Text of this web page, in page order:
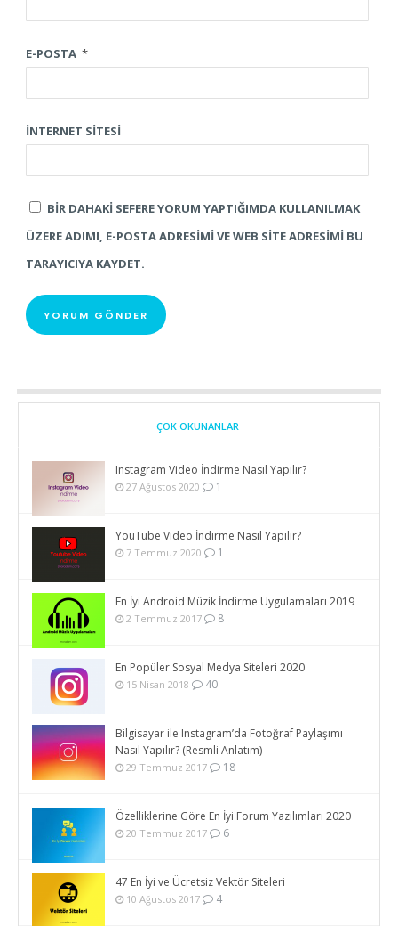
E-POSTA *
İNTERNET SITESI
BIR DAHAKI SEFERE YORUM YAPTIĞIMDA KULLANILMAK
ÜZERE ADIMI, E-POSTA ADRESIMI VE WEB SITE ADRESIMI BU
TARAYICIYA KAYDET.
ÇOK OKUNANLAR
Instagram Video İndirme Nasıl Yapılır?
27 Ağustos 2020 1
YouTube Video İndirme Nasıl Yapılır?
7 Temmuz 2020 1
En İyi Android Müzik İndirme Uygulamaları 2019
2 Temmuz 2017 8
En Popüler Sosyal Medya Siteleri 2020
15 Nisan 2018 40
Bilgisayar ile Instagram’da Fotoğraf Paylaşımı
Nasıl Yapılır? (Resmli Anlatım)
29 Temmuz 2017 18
Özelliklerine Göre En İyi Forum Yazılımları 2020
20 Temmuz 2017 6
47 En İyi ve Ücretsiz Vektör Siteleri
10 Ağustos 2017 4